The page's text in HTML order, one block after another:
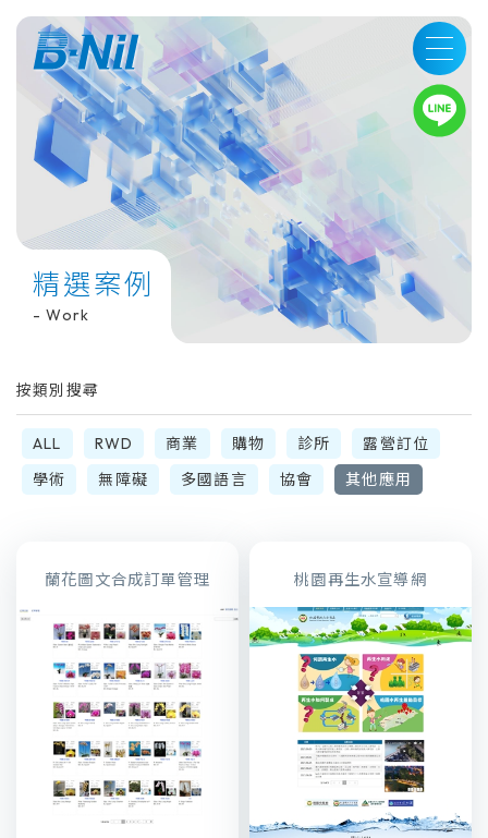
LINE
精選案例
- Work
按類別搜尋
ALL RWD 商業 購物 診所
露營訂位
學術
無障礙 多國語言 協會 其他應用
蘭花圖文合成訂單管理 桃園再生水宣導網